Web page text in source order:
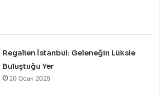
Regalien İstanbul: Geleneğin Lüksle
Buluştuğu Yer
20 Ocak 2025